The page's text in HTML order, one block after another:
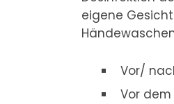
eigene
Vor/
Vor dem